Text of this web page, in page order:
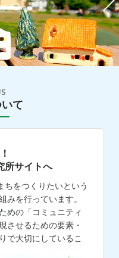
て
所サイトへ
ちをつくりたいという
みを行っています。
めの「コミュニティ
させるための要素・
で大切にしているこ